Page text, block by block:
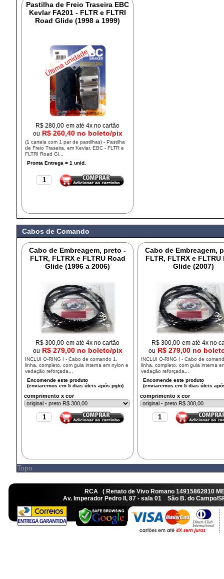
Pastilha de Freio Traseira EBC
Kevlar FA201 - FLTR e FLTRI
Road Glide (1998 a 1999)
Última unidade
R$280,00 em até 4x no cartão
ou R$ 260,40 no boleto/pix
(1 cartela com 1 par de pastilhas) - Pastilha
de Freio Traseira, em Kevlar, EBC - FLTR e
FLTRI Road Gl...
Cabos de Comando
Cabo de Embreagem, preto -
FLTR, FLTRX e FLTRU Road
Glide (1996 a 2006)
R$300,00 em até 4x no cartão
ou R$ 279,00 no boleto/pix
INCLUI O-RING ! - Cabo de comando 1.
linha, completo, com guia interna em nylon e
vedação reforçada...
comprimento x cor
Cabo de Embreagem,
FLTR, FLTRX e FLTRU
Glide (2007)
R$ 300,00 em até 4x no
ou R$ 279,00 no
INCLUI O-RING ! - Cabo de
linha, completo, com guia interna
vedação reforçada...
comprimento x cor
Topo
RCA ( Renato de Vivo Romano
Av. Imperador Pedro II, 87 - sala 01 São B. do